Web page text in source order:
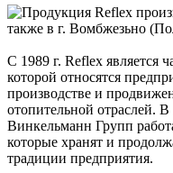
С 1989 г. Reflex является
которой относятся
производстве и
отопительной отраслей.
Винкельманн Групп
которые хранят и
традиции предприятия.